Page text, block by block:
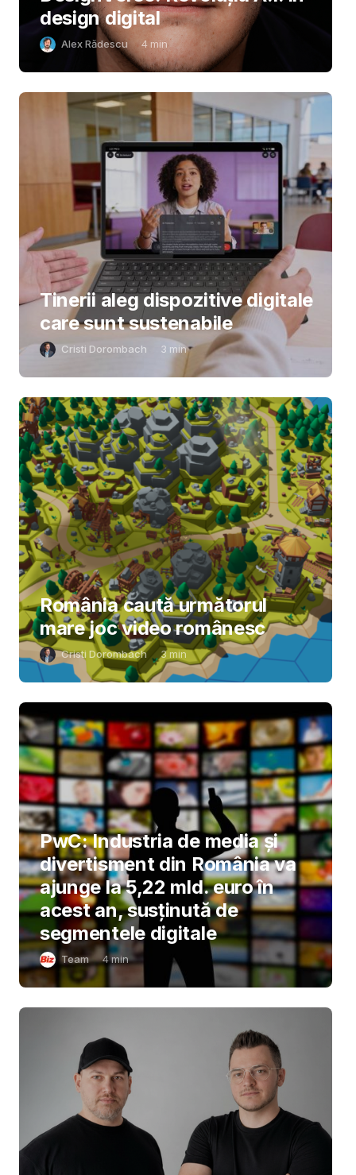
design digital
Alex Rădescu 4 min
Tinerii aleg dispozitive digitale
care sunt sustenabile
Cristi Dorombach 3 min
România caută următorul
mare joc video românesc
Cristi Dorombach 3min
PwC: Industria de media și
divertisment din România va
ajunge la 5,22 mld. euro în
acest an, susținută de
segmentele digitale
Team 4min